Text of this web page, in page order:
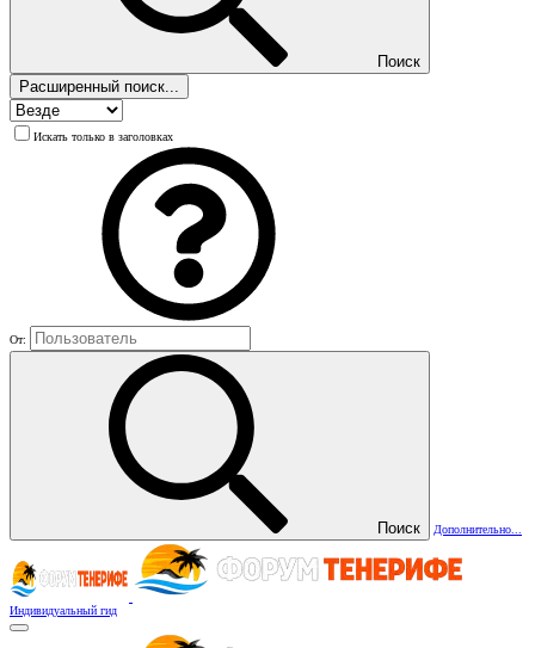
Поиск
Расширенный поиск...
Искать только в заголовках
От:
Поиск Дополнительно...
Индивидуальный гид